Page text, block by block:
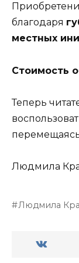
благодаря
местных
Стоимость
Теперь
Людмила
Людмила